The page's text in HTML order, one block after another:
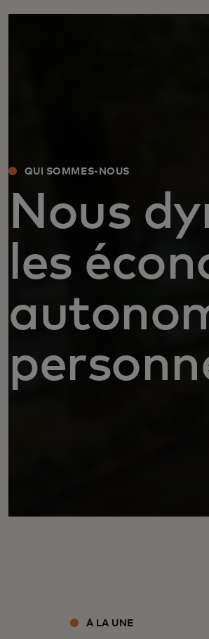
QUI SOMMES-NOUS
Nous
les
À LA UNE